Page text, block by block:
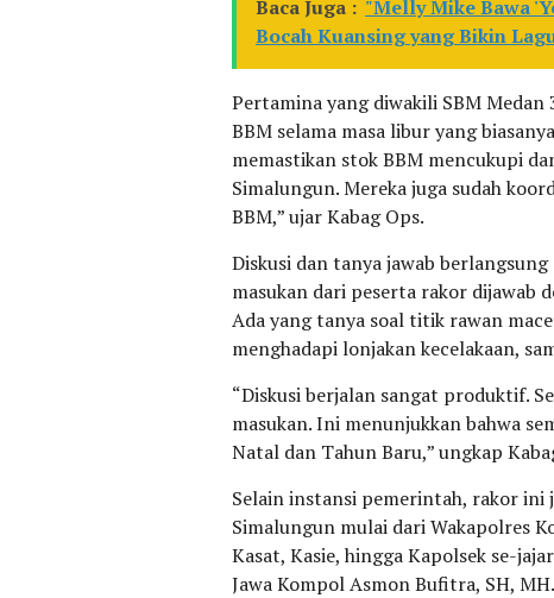
Baca Juga : "Melly Mike Bawa
Bocah Kuansing yang Bikin
Pertamina yang diwakili SBM Medan
BBM selama masa libur yang
memastikan stok BBM mencukupi
Simalungun. Mereka juga sudah
BBM,” ujar Kabag Ops.
Diskusi dan tanya jawab
masukan dari peserta rakor dijawab
Ada yang tanya soal titik rawan
menghadapi lonjakan kecelakaan,
“Diskusi berjalan sangat produktif.
masukan. Ini menunjukkan bahwa
Natal dan Tahun Baru,” ungkap
Selain instansi pemerintah, rakor
Simalungun mulai dari Wakapolres
Kasat, Kasie, hingga Kapolsek se-
Jawa Kompol Asmon Bufitra, SH, MH.